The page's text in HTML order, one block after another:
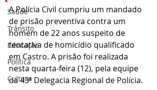
Saúde
Trânsito
Educação
Política
Cultura
A Polícia Civil cumpriu um mandado
de prisão preventiva contra um
homem de 22 anos suspeito de
tentativa de homicídio qualificado
em Castro. A prisão foi realizada
nesta quarta-feira (12), pela equipe
da 43ª Delegacia Regional de Polícia.